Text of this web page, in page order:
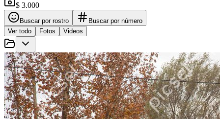
$ 3.000
Buscar por rostro
Buscar por número
Ver todo
Fotos Videos